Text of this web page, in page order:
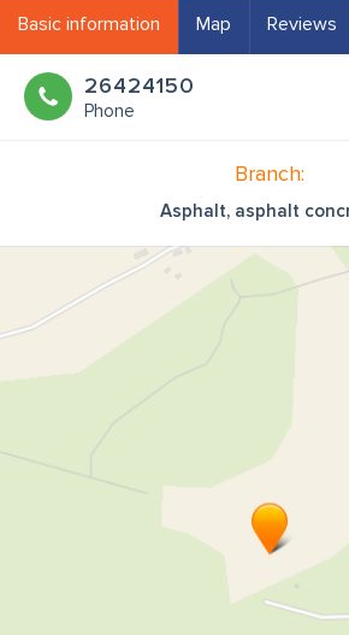
Basic information Map Reviews
26424150
Phone
Branch:
Asphalt, asphalt